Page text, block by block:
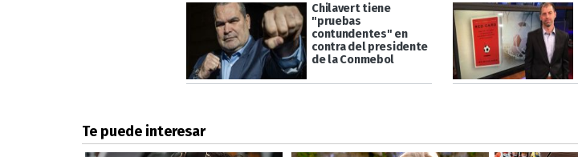
Chilavert tiene
"pruebas
contundentes" en
contra del presidente
de la Conmebol